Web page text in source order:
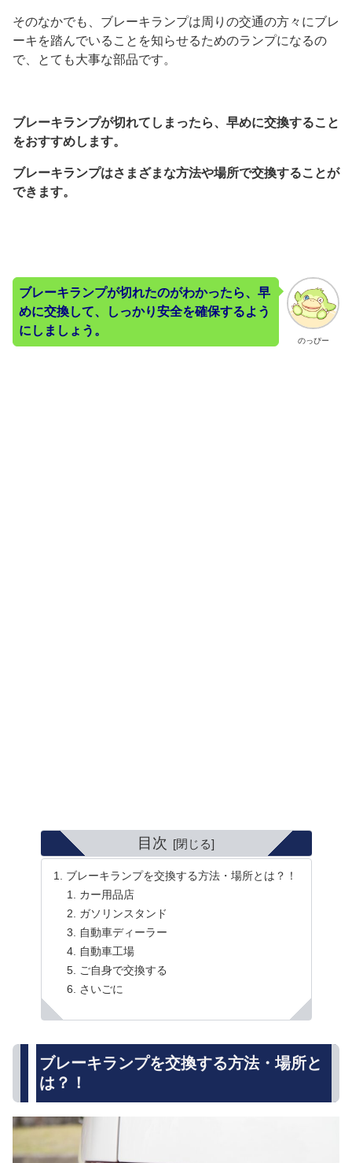
そのなかでも、ブレーキランプは周りの交通の方々にブレ
ーキを踏んでいることを知らせるためのランプになるの
で、とても大事な部品です。
ブレーキランプが切れてしまったら、早めに交換すること
をおすすめします。
ブレーキランプはさまざまな方法や場所で交換することが
できます。
のっぴー
ブレーキランプが切れたのがわかったら、早
めに交換して、しっかり安全を確保するよう
にしましょう。
目次
ブレーキランプを交換する方法・場所とは？！
カー用品店
ガソリンスタンド
自動車ディーラー
自動車工場
ご自身で交換する
さいごに
ブレーキランプを交換する方法・場所と
は？！